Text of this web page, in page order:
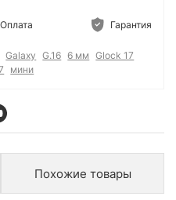
Оплата Гарантия
Galaxy G.16 6 мм
Glock 17
мини
Похожие товары